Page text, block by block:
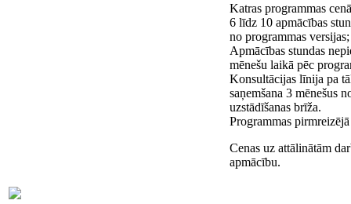
Katras programmas
6 līdz 10 apmācības
no programmas versijas;
Apmācības stundas
mēnešu laikā pēc
Konsultācijas līnija pa
saņemšana 3 mēnešus
uzstādīšanas brīža.
Programmas
Cenas uz attālinātām
apmācību.